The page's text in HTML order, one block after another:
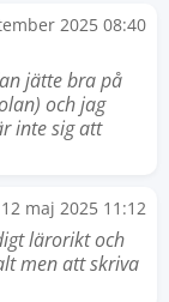
2025 08:40
jätte bra på
och jag
inte sig att
12 maj 2025 11:12
lärorikt och
men att skriva